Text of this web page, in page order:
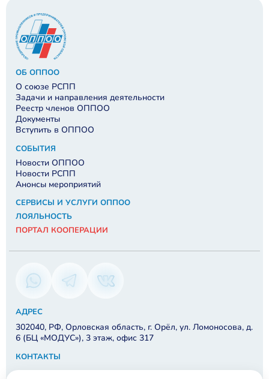
ОБ ОППОО
О союзе РСПП
Задачи и направления деятельности
Реестр членов ОППОО
Документы
Вступить в ОППОО
СОБЫТИЯ
Новости ОППОО
Новости РСПП
Анонсы мероприятий
СЕРВИСЫ И УСЛУГИ ОППОО
ЛОЯЛЬНОСТЬ
ПОРТАЛ КООПЕРАЦИИ
АДРЕС
302040, РФ, Орловская область, г. Орёл, ул. Ломоносова, д.
6 (БЦ «МОДУС»), 3 этаж, офис 317
КОНТАКТЫ
8 910 202-48-57